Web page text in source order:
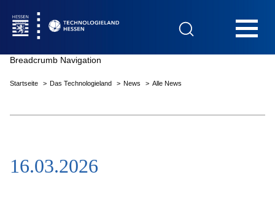
Das Technologieland
Breadcrumb Navigation
Startseite Das Technologieland News Alle News
16.03.2026